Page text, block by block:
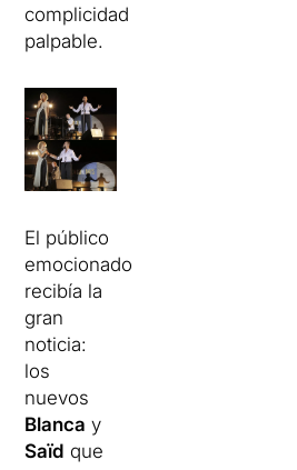
complicidad
palpable.
El público
emocionado
recibía la
gran
noticia:
los
nuevos
Blanca y
Saïd que